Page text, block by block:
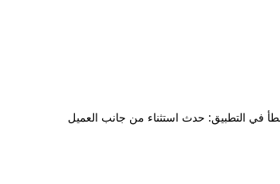
في التطبيق: حدث استثناء من جانب العميل